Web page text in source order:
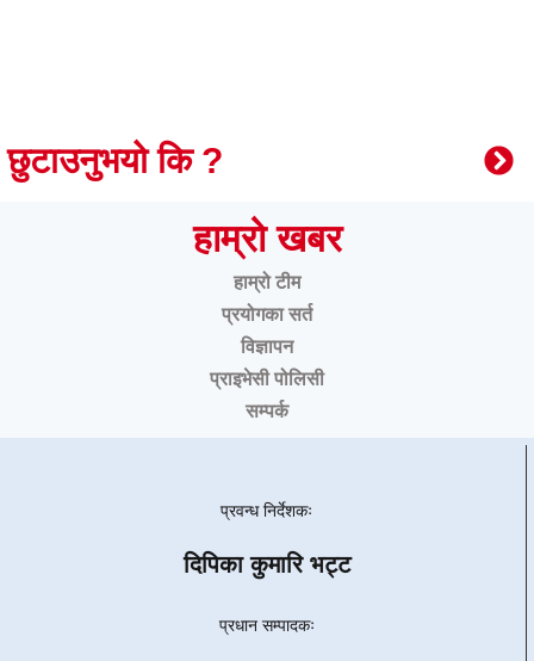
छुटाउनुभयो कि ?
हाम्रो खबर
हाम्रो टीम
प्रयोगका सर्त
विज्ञापन
प्राइभेसी पोलिसी
सम्पर्क
प्रवन्ध निर्देशकः
दिपिका कुमारि भट्ट
प्रधान सम्पादकः